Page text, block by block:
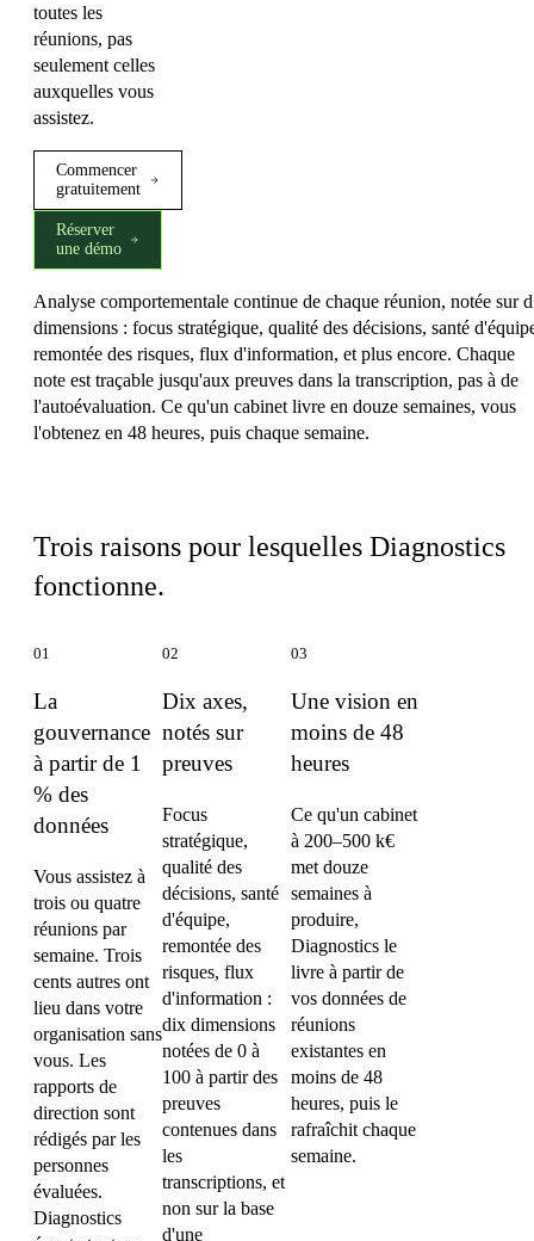
toutes les
réunions, pas
seulement celles
auxquelles vous
assistez.
Commencer
gratuitement
Réserver
une démo
Analyse comportementale continue de chaque réunion, notée sur
dimensions : focus stratégique, qualité des décisions, santé
remontée des risques, flux d'information, et plus encore. Chaque
note est traçable jusqu'aux preuves dans la transcription, pas à de
l'autoévaluation. Ce qu'un cabinet livre en douze semaines, vous
l'obtenez en 48 heures, puis chaque semaine.
Trois raisons pour lesquelles Diagnostics
fonctionne.
01
La
gouvernance
à partir de 1
% des
données
Vous assistez à
trois ou quatre
réunions par
semaine. Trois
cents autres ont
lieu dans votre
organisation sans
vous. Les
rapports de
direction sont
rédigés par les
personnes
évaluées.
Diagnostics
02
Dix axes,
notés sur
preuves
Focus
stratégique,
qualité des
décisions, santé
d'équipe,
remontée des
risques, flux
d'information :
dix dimensions
notées de 0 à
100 à partir des
preuves
contenues dans
les
transcriptions, et
non sur la base
d'une
03
Une vision en
moins de 48
heures
Ce qu'un cabinet
à 200–500 k€
met douze
semaines à
produire,
Diagnostics le
livre à partir de
vos données de
réunions
existantes en
moins de 48
heures, puis le
rafraîchit chaque
semaine.